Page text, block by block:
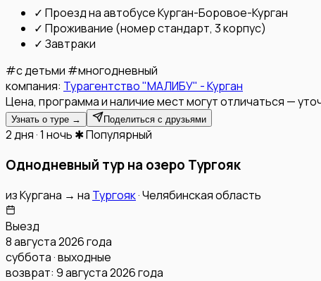
✓ Проезд на автобусе Курган-Боровое-Курган
✓ Проживание (номер стандарт, 3 корпус)
✓ Завтраки
#с детьми #многодневный
компания: Турагентство "МАЛИБУ" - Курган
Цена, программа и наличие мест могут отличаться —
Узнать о туре → Поделиться с друзьями
2 дня · 1 ночь ✱ Популярный
Однодневный тур на озеро Тургояк
изКургана → на Тургояк·Челябинская область
Выезд
8 августа 2026 года
суббота · выходные
возврат: 9 августа 2026 года